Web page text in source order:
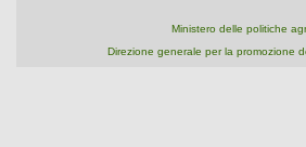
Ministero delle politiche
Direzione generale per la promozione